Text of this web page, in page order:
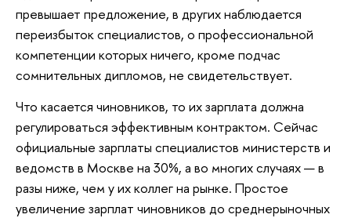
превышает предложение, в других наблюдается
переизбыток специалистов, о профессиональной
компетенции которых ничего, кроме подчас
сомнительных дипломов, не свидетельствует.
Что касается чиновников, то их зарплата должна
регулироваться эффективным контрактом. Сейчас
официальные зарплаты специалистов министерств и
ведомств в Москве на 30%, а во многих случаях — в
разы ниже, чем у их коллег на рынке. Простое
увеличение зарплат чиновников до среднерыночных